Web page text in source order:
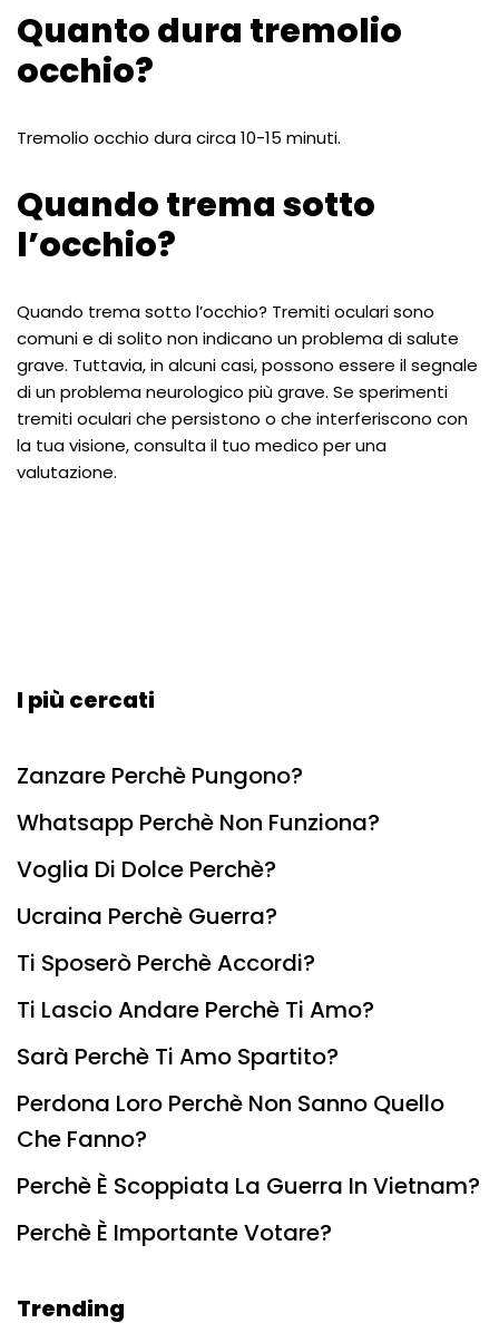
Quanto dura tremolio
occhio?
Tremolio occhio dura circa 10-15 minuti.
Quando trema sotto
l’occhio?
Quando trema sotto l’occhio? Tremiti oculari sono
comuni e di solito non indicano un problema di salute
grave. Tuttavia, in alcuni casi, possono essere il segnale
di un problema neurologico più grave. Se sperimenti
tremiti oculari che persistono o che interferiscono con
la tua visione, consulta il tuo medico per una
valutazione.
I più cercati
Zanzare Perchè Pungono?
Whatsapp Perchè Non Funziona?
Voglia Di Dolce Perchè?
Ucraina Perchè Guerra?
Ti Sposerò Perchè Accordi?
Ti Lascio Andare Perchè Ti Amo?
Sarà Perchè Ti Amo Spartito?
Perdona Loro Perchè Non Sanno Quello
Che Fanno?
Perchè È Scoppiata La Guerra In Vietnam?
Perchè È Importante Votare?
Trending